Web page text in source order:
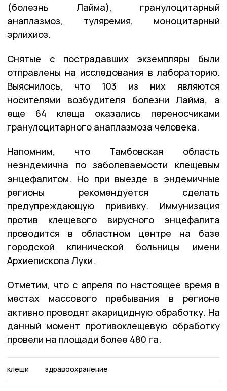
(болезнь Лайма), гранулоцитарный
анаплазмоз, туляремия, моноцитарный
эрлихиоз.
Снятые с пострадавших экземпляры были
отправлены на исследования в лабораторию.
Выяснилось, что 103 из них являются
носителями возбудителя болезни Лайма, а
еще 64 клеща оказались переносчиками
гранулоцитарного анаплазмоза человека.
Напомним, что Тамбовская область
неэндемична по заболеваемости клещевым
энцефалитом. Но при выезде в эндемичные
регионы рекомендуется сделать
предупреждающую прививку. Иммунизация
против клещевого вирусного энцефалита
проводится в областном центре на базе
городской клинической больницы имени
Архиепископа Луки.
Отметим, что с апреля по настоящее время в
местах массового пребывания в регионе
активно проводят акарицидную обработку. На
данный момент противоклещевую обработку
провели на площади более 480 га.
клещи здравоохранение